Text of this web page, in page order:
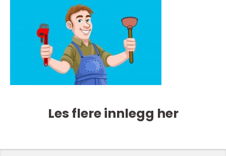
Les flere innlegg her